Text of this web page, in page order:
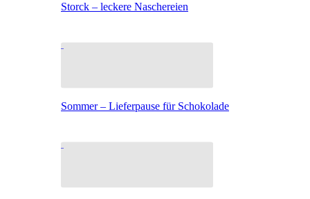
Storck – leckere Naschereien
Sommer – Lieferpause für Schokolade